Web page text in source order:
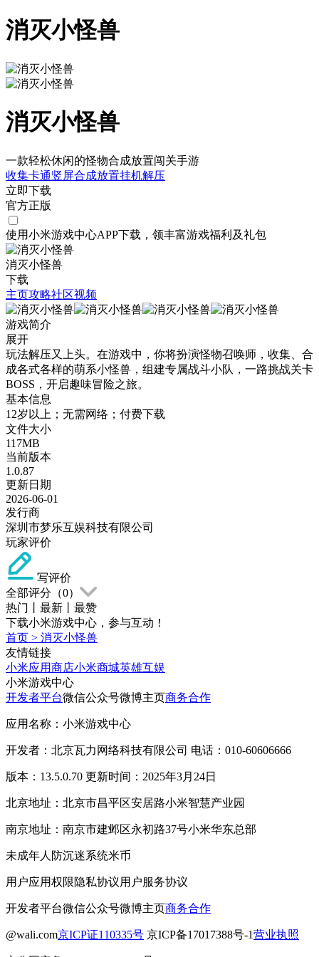
消灭小怪兽
消灭小怪兽
一款轻松休闲的怪物合成放置闯关手游
收集卡通竖屏合成放置挂机解压
立即下载
官方正版
使用小米游戏中心APP下载 ，领丰富游戏福利 及礼包
消灭小怪兽
下载
主页攻略社区视频
游戏简介
展开
玩法解压又上头。在游戏中，你将扮演怪物召唤师，收集、合
成各式各样的萌系小怪兽，组建专属战斗小队，一路挑战关卡
BOSS，开启趣味冒险之旅。
基本信息
12岁以上；无需网络；付费下载
文件大小
117MB
当前版本
1.0.87
更新日期
2026-06-01
发行商
深圳市梦乐互娱科技有限公司
玩家评价
写评价
全部评分（0）
热门
最新
最赞
下载小米游戏中心，参与互动！
首页 > 消灭小怪兽
友情链接
小米应用商店小米商城英雄互娱
小米游戏中心
开发者平台微信公众号微博主页商务合作
应用名称：小米游戏中心
开发者：北京瓦力网络科技有限公司 电话：010-60606666
版本：13.5.0.70 更新时间：2025年3月24日
北京地址：北京市昌平区安居路小米智慧产业园
南京地址：南京市建邺区永初路37号小米华东总部
未成年人防沉迷系统米币
用户应用权限隐私协议用户服务协议
开发者平台微信公众号微博主页商务合作
@wali.com京ICP证110335号 京ICP备17017388号-1营业执照